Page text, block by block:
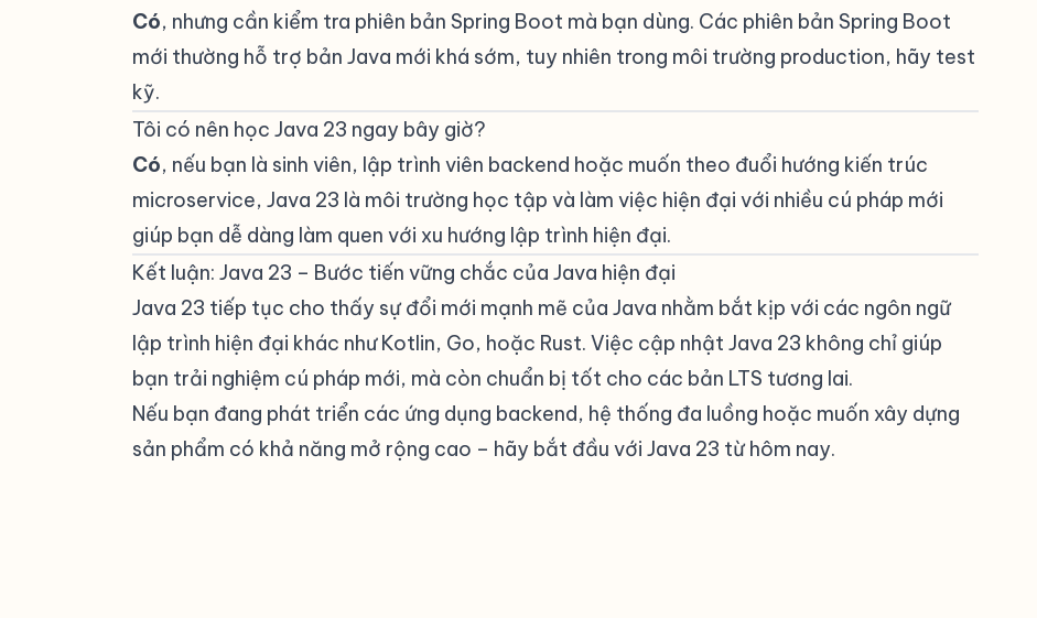
Có, nhưng cần kiểm tra phiên bản Spring Boot mà bạn dùng. Các phiên bản Spring Boot
mới thường hỗ trợ bản Java mới khá sớm, tuy nhiên trong môi trường production, hãy test
kỹ.
Tôi có nên học Java 23 ngay bây giờ?
Có, nếu bạn là sinh viên, lập trình viên backend hoặc muốn theo đuổi hướng kiến trúc
microservice, Java 23 là môi trường học tập và làm việc hiện đại với nhiều cú pháp mới
giúp bạn dễ dàng làm quen với xu hướng lập trình hiện đại.
Kết luận: Java 23 – Bước tiến vững chắc của Java hiện đại
Java 23 tiếp tục cho thấy sự đổi mới mạnh mẽ của Java nhằm bắt kịp với các ngôn ngữ
lập trình hiện đại khác như Kotlin, Go, hoặc Rust. Việc cập nhật Java 23 không chỉ giúp
bạn trải nghiệm cú pháp mới, mà còn chuẩn bị tốt cho các bản LTS tương lai.
Nếu bạn đang phát triển các ứng dụng backend, hệ thống đa luồng hoặc muốn xây dựng
sản phẩm có khả năng mở rộng cao – hãy bắt đầu với Java 23 từ hôm nay.